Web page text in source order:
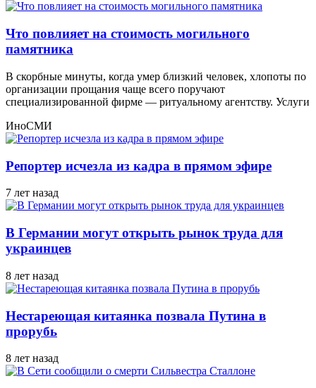
Что повлияет на стоимость могильного
памятника
В скорбные минуты, когда умер близкий человек, хлопоты по
организации прощания чаще всего поручают
специализированной фирме — ритуальному агентству. Услуги
ИноСМИ
Репортер исчезла из кадра в прямом эфире
7 лет назад
В Германии могут открыть рынок труда для
украинцев
8 лет назад
Нестареющая китаянка позвала Путина в
прорубь
8 лет назад